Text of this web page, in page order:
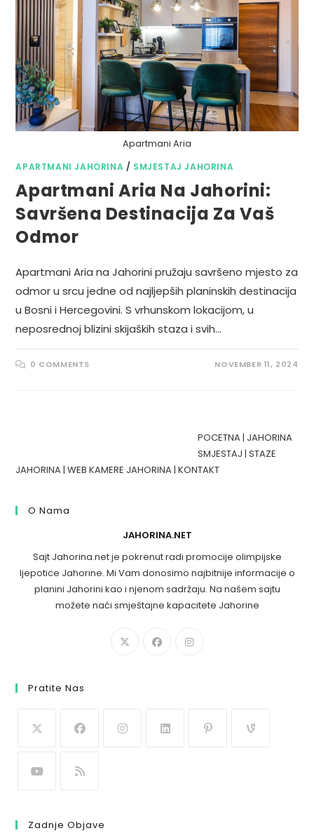
Apartmani Aria
APARTMANI JAHORINA / SMJESTAJ JAHORINA
Apartmani Aria Na Jahorini:
Savršena Destinacija Za Vaš
Odmor
Apartmani Aria na Jahorini pružaju savršeno mjesto za
odmor u srcu jedne od najljepših planinskih destinacija
u Bosni i Hercegovini. S vrhunskom lokacijom, u
neposrednoj blizini skijaških staza i svih…
0 COMMENTS NOVEMBER 11, 2024
POCETNA | JAHORINA
SMJESTAJ |STAZE
JAHORINA |WEB KAMERE JAHORINA |KONTAKT
O Nama
JAHORINA.NET
Sajt Jahorina.net je pokrenut radi promocije olimpijske
ljepotice Jahorine. Mi Vam donosimo najbitnije informacije o
planini Jahorini kao i njenom sadržaju. Na našem sajtu
možete naći smještajne kapacitete Jahorine
Pratite Nas
Zadnje Objave